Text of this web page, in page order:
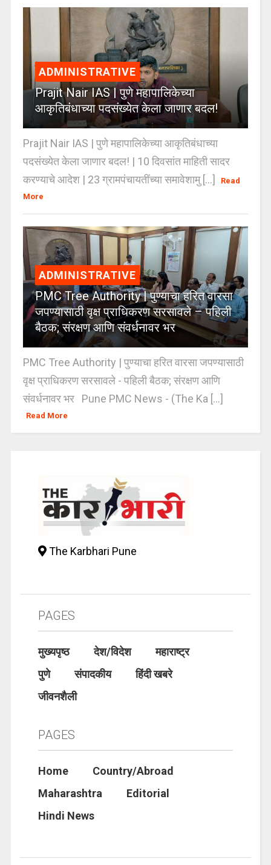
ADMINISTRATIVE
Prajit Nair IAS | पुणे महापालिकेच्या
आकृतिबंधाच्या पदसंख्येत केला जाणार बदल!
Prajit Nair IAS | पुणे महापालिकेच्या आकृतिबंधाच्या
पदसंख्येत केला जाणार बदल! | 10 दिवसांत माहिती सादर
करण्याचे आदेश | 23 ग्रामपंचायतींच्या समावेशामु [...]
Read
More
ADMINISTRATIVE
PMC Tree Authority | पुण्याचा हरित वारसा
जपण्यासाठी वृक्ष प्राधिकरण सरसावले – पहिली
बैठक; संरक्षण आणि संवर्धनावर भर
PMC Tree Authority | पुण्याचा हरित वारसा जपण्यासाठी
वृक्ष प्राधिकरण सरसावले - पहिली बैठक; संरक्षण आणि
संवर्धनावर भर Pune PMC News - (The Ka [...]
Read More
The Karbhari Pune
PAGES
मुख्यपृष्ठ देश/विदेश
महाराष्ट्र
पुणे
संपादकीय
हिंदी खबरे
जीवनशैली
PAGES
Home
Country/Abroad
Maharashtra
Editorial
Hindi News